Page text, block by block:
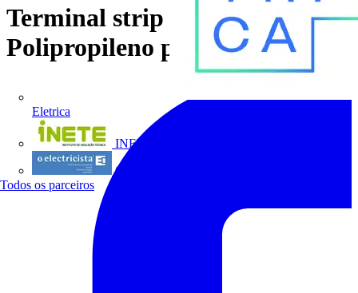
Eletrica
INETE
O electricista
Todos os parceiros
Terminal strip 4mm²
Polipropileno preto